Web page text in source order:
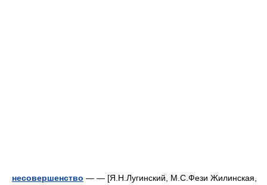
несовершенство — — [Я.Н.Лугинский, М.С.Фези Жилинская,